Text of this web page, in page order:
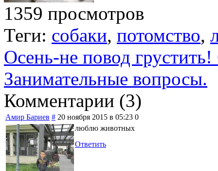
1359 просмотров
Теги: собаки, потомство,
Осень-не повод
Занимательные вопросы.
Комментарии (3)
Амир Бариев # 20 ноября 2015 в 05:23 0
люблю животных
Ответить